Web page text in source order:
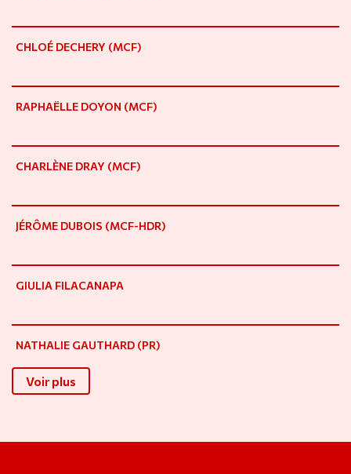
CHLOÉ DECHERY (MCF)
RAPHAËLLE DOYON (MCF)
CHARLÈNE DRAY (MCF)
JÉRÔME DUBOIS (MCF-HDR)
GIULIA FILACANAPA
NATHALIE GAUTHARD (PR)
Voir plus